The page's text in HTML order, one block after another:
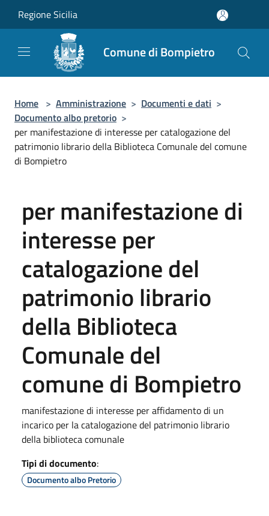
Regione Sicilia
Comune di Bompietro
Home > Amministrazione > Documenti e dati >
Documento albo pretorio >
per manifestazione di interesse per catalogazione del
patrimonio librario della Biblioteca Comunale del comune
di Bompietro
per manifestazione di
interesse per
catalogazione del
patrimonio librario
della Biblioteca
Comunale del
comune di Bompietro
manifestazione di interesse per affidamento di un
incarico per la catalogazione del patrimonio librario
della biblioteca comunale
Tipi di documento:
Documento albo Pretorio